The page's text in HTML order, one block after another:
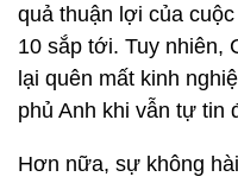
quả thuận lợi của
10 sắp tới. Tuy nhiên,
lại quên mất kinh
phủ Anh khi vẫn tự tin
Hơn nữa, sự không